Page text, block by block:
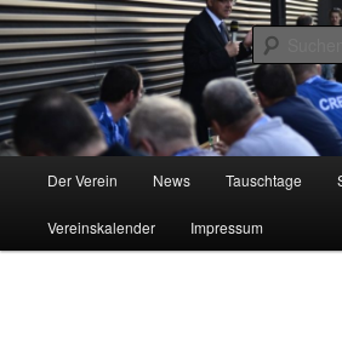
Zum
Inhalt
wechseln
Flughafenfreunde
Der Verein News Tauschtage
Vereinskalender Impressum